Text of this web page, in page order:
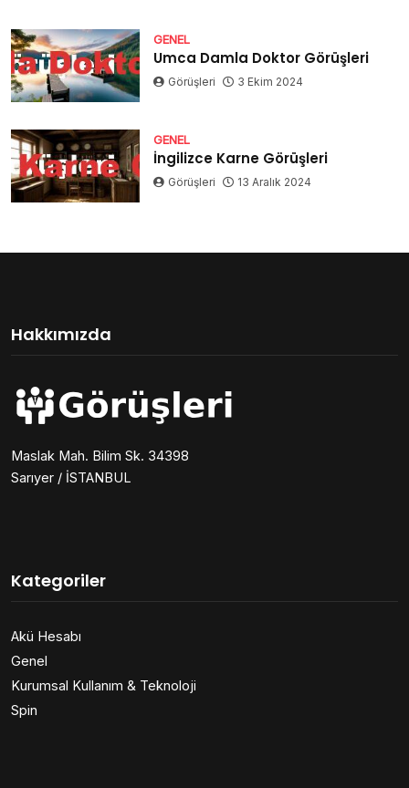
GENEL
Umca Damla Doktor Görüşleri
Görüşleri 3 Ekim 2024
GENEL
İngilizce Karne Görüşleri
Görüşleri 13 Aralık 2024
Hakkımızda
Maslak Mah. Bilim Sk. 34398
Sarıyer / İSTANBUL
Kategoriler
Akü Hesabı
Genel
Kurumsal Kullanım & Teknoloji
Spin